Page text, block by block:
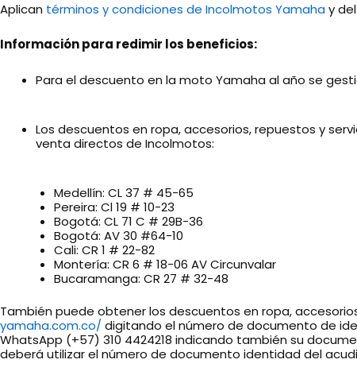
Aplican términos y condiciones de Incolmotos Yamahay del
Información para redimir los beneficios:
Para el descuento en la moto Yamaha al año se
Los descuentos en ropa, accesorios, repuestos y
venta directos de Incolmotos:
Medellín: CL 37 # 45-65
Pereira: Cl 19 # 10-23
Bogotá: CL 71 C # 29B-36
Bogotá: AV 30 #64-10
Cali: CR 1 # 22-82
Montería: CR 6 # 18-06 AV Circunvalar
Bucaramanga: CR 27 # 32-48
También puede obtener los descuentos en ropa,
yamaha.com.co/digitando el número de documento de
WhatsApp (+57) 310 4424218 indicando también su
deberá utilizar el número de documento identidad del